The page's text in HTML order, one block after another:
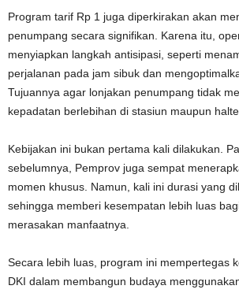
Program tarif Rp 1 juga diperkirakan akan
penumpang secara signifikan. Karena itu,
menyiapkan langkah antisipasi, seperti
perjalanan pada jam sibuk dan
Tujuannya agar lonjakan penumpang tidak
kepadatan berlebihan di stasiun maupun halte.
Kebijakan ini bukan pertama kali dilakukan.
sebelumnya, Pemprov juga sempat
momen khusus. Namun, kali ini durasi yang
sehingga memberi kesempatan lebih luas
merasakan manfaatnya.
Secara lebih luas, program ini mempertegas
DKI dalam membangun budaya